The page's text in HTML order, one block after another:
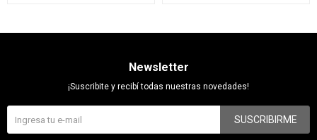
Newsletter
¡Suscribite y recibí todas nuestras novedades!
SUSCRIBIRME